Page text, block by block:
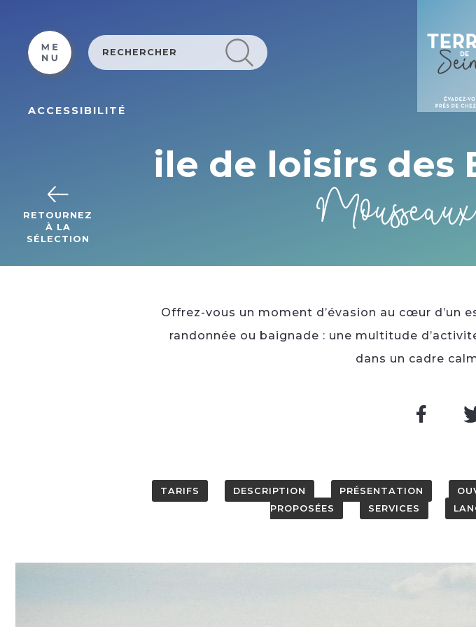
ACCESSIBILITÉ
RETOURNEZ
À LA
SÉLECTION
ile de loisirs des
Offrez-vous un moment d’évasion au cœur d’un
randonnée ou baignade : une multitude
dans un cadre
TARIFS DESCRIPTION PRÉSENTATION
PROPOSÉES
SERVICES